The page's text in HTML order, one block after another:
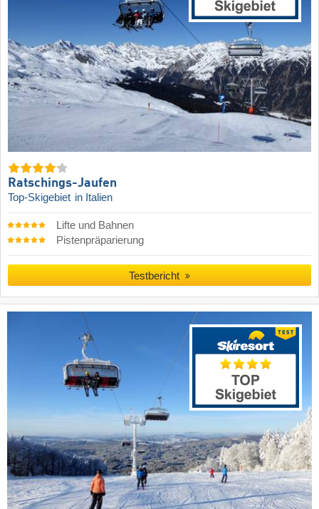
Ratschings-Jaufen
Top-Skigebiet in Italien
Lifte und Bahnen
Pistenpräparierung
Testbericht